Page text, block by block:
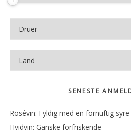
SENESTE
Rosévin: Fyldig med en fornuftig syre
Hvidvin: Ganske forfriskende